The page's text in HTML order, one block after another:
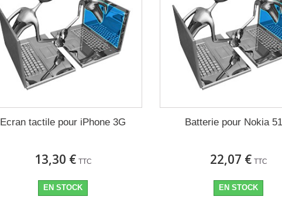
Ecran tactile pour iPhone 3G
13,30 € TTC
EN STOCK
Batterie pour Nokia
22,07 € TTC
EN STOCK